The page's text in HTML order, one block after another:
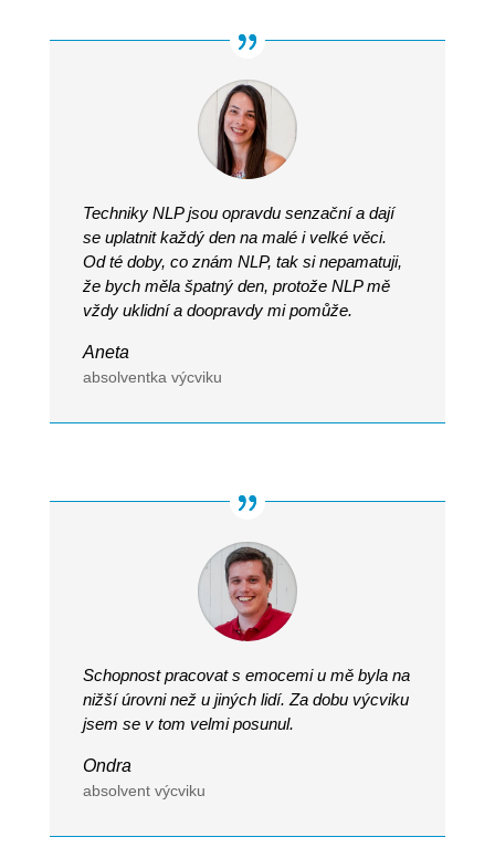
Techniky NLP jsou opravdu senzační a dají
se uplatnit každý den na malé i velké věci.
Od té doby, co znám NLP, tak si nepamatuji,
že bych měla špatný den, protože NLP mě
vždy uklidní a doopravdy mi pomůže.
Aneta
absolventka výcviku
Schopnost pracovat s emocemi u mě byla na
nižší úrovni než u jiných lidí. Za dobu výcviku
jsem se v tom velmi posunul.
Ondra
absolvent výcviku